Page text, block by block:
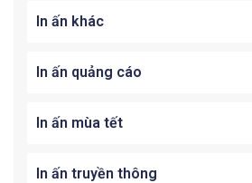
In ấn khác
In ấn quảng cáo
In ấn mùa tết
In ấn truyền thông